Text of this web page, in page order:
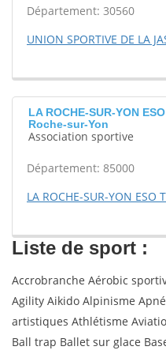
Département: 30560
UNION SPORTIVE DE LA
LA ROCHE-SUR-YON
Roche-sur-Yon
Association sportive
Département: 85000
LA ROCHE-SUR-YON ESO
Liste de sport :
Accrobranche Aérobic
Agility Aikido Alpinisme
artistiques Athlétisme
Ball trap Ballet sur glace